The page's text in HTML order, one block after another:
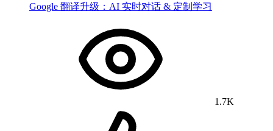
Google 翻译升级：AI 实时对话 & 定制学习
1.7K